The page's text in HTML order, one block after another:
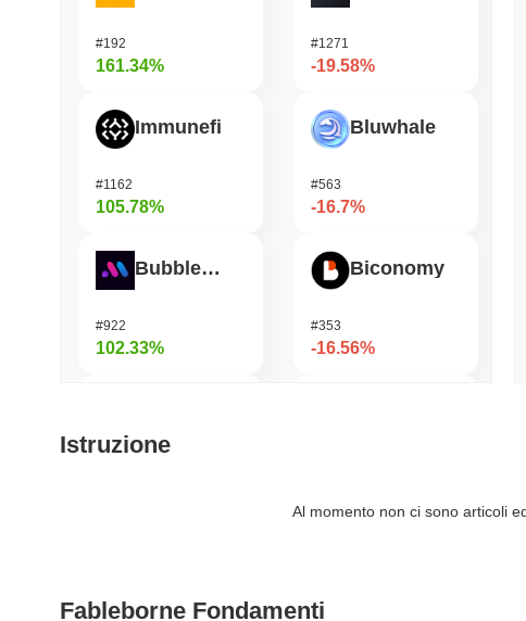
#192
161.34%
Immunefi
#1162
105.78%
Bubblemaps
#922
102.33%
#1287
#1271
-19.58%
Bluwhale
#563
-16.7%
Biconomy
#353
-16.56%
#533
Istruzione
Al momento non ci sono articoli
Fableborne Fondamenti